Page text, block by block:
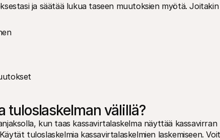
ja säätää lukua taseen muutoksien myötä. Joitakin
tuloslaskelman välillä?
kun taas kassavirtalaskelma näyttää kassavirran
tuloslaskelmia kassavirtalaskelmien laskemiseen. Voit